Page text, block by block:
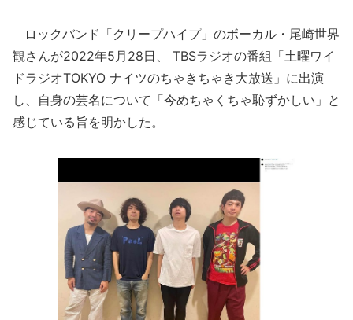
ロックバンド「クリープハイプ」のボーカル・尾崎世界
観さんが2022年5月28日、 TBSラジオの番組「土曜ワイ
ドラジオTOKYO ナイツのちゃきちゃき大放送」に出演
し、自身の芸名について「今めちゃくちゃ恥ずかしい」と
感じている旨を明かした。